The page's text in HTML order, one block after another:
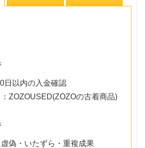
日以内の入金確認
：ZOZOUSED(ZOZOの古着商品)
虚偽・いたずら・重複成果